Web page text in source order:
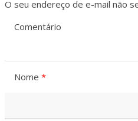
O seu endereço de e-mail não
Comentário
Nome *